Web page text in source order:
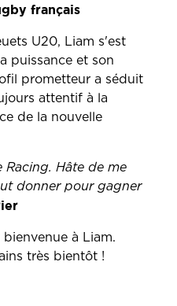
français
U20, Liam s'est
puissance et son
prometteur a séduit
attentif à la
de la nouvelle
Racing. Hâte de me
donner pour gagner
à Liam.
très bientôt !